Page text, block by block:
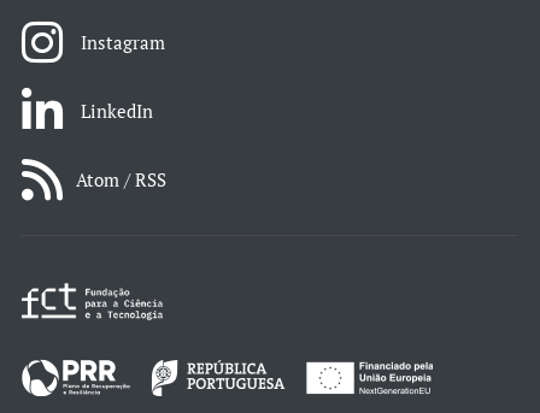
Instagram
LinkedIn
Atom / RSS